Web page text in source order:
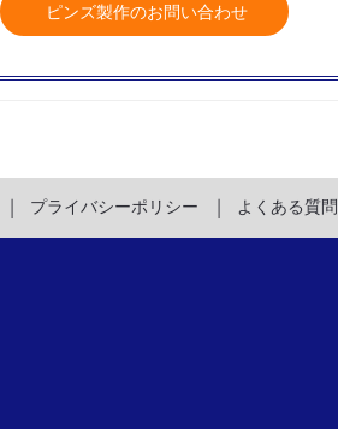
ピンズ製作のお問い合わせ
プライバシーポリシー よくある質問